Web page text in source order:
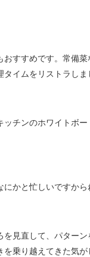
すすめです。常備
イムをリストラしま
チンのホワイトボ
かと忙しいですか
見直して、パター
乗り越えてきた気が